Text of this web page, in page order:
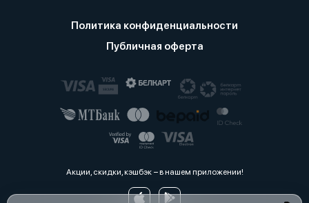
Политика конфиденциальности
Публичная оферта
Акции, скидки, кэшбэк − в нашем приложении!